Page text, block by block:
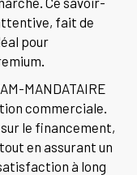
fait de
pour
MANDATAIRE
commerciale.
le financement,
en assurant un
à long